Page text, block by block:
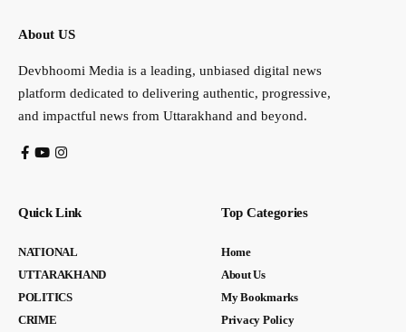
About US
Devbhoomi Media is a leading, unbiased digital news
platform dedicated to delivering authentic, progressive,
and impactful news from Uttarakhand and beyond.
Quick Link
NATIONAL
UTTARAKHAND
POLITICS
CRIME
Top Categories
Home
About Us
My Bookmarks
Privacy Policy